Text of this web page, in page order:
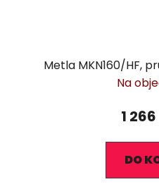
Metla MKN160/HF,
Na
1
DO